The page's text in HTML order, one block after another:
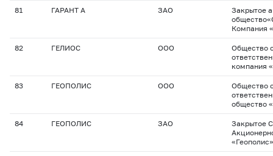
81 ГАРАНТ А ЗАО
Закрытое
Компания
82 ГЕЛИОС ООО
Общество
компания
83 ГЕОПОЛИС ООО
Общество
общество
84 ГЕОПОЛИС ЗАО
Закрытое
«Геополис»